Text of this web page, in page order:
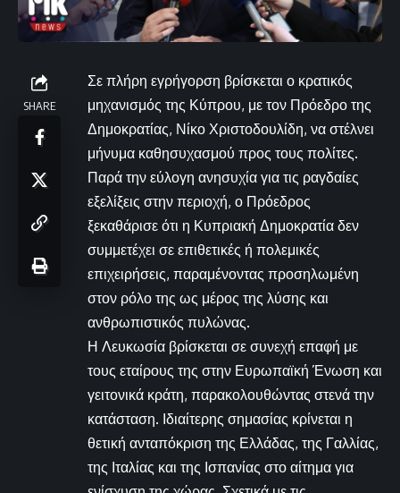
SHARE
Σε πλήρη εγρήγορση βρίσκεται ο κρατικός
μηχανισμός της Κύπρου, με τον Πρόεδρο της
Δημοκρατίας, Νίκο Χριστοδουλίδη, να στέλνει
μήνυμα καθησυχασμού προς τους πολίτες.
Παρά την εύλογη ανησυχία για τις ραγδαίες
εξελίξεις στην περιοχή, ο Πρόεδρος
ξεκαθάρισε ότι η Κυπριακή Δημοκρατία δεν
συμμετέχει σε επιθετικές ή πολεμικές
επιχειρήσεις, παραμένοντας προσηλωμένη
στον ρόλο της ως μέρος της λύσης και
ανθρωπιστικός πυλώνας.
Η Λευκωσία βρίσκεται σε συνεχή επαφή με
τους εταίρους της στην Ευρωπαϊκή Ένωση και
γειτονικά κράτη, παρακολουθώντας στενά την
κατάσταση. Ιδιαίτερης σημασίας κρίνεται η
θετική ανταπόκριση της Ελλάδας, της Γαλλίας,
της Ιταλίας και της Ισπανίας στο αίτημα για